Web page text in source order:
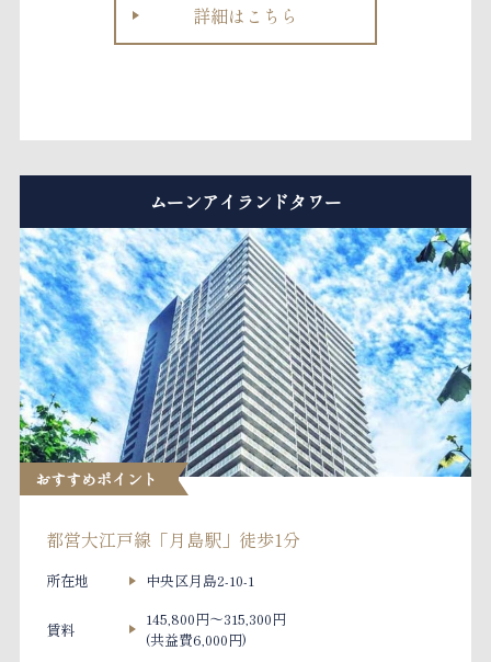
詳細はこちら
ムーンアイランドタワー
おすすめポイント
都営大江戸線「月島駅」徒歩1分
所在地 中央区月島2-10-1
賃料
145,800円～315,300円
(共益費6,000円)